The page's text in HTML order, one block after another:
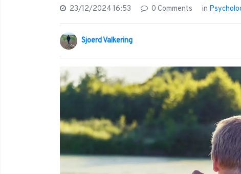
23/12/2024 16:53 0 Comments in
Sjoerd Valkering